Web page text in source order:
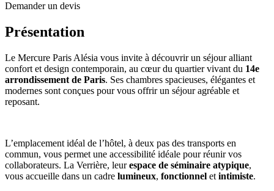
Demander un devis
Présentation
Le Mercure Paris Alésia vous invite à découvrir un séjour alliant
confort et design contemporain, au cœur du quartier vivant du 14e
arrondissement de Paris. Ses chambres spacieuses, élégantes et
modernes sont conçues pour vous offrir un séjour agréable et
reposant.
L’emplacement idéal de l’hôtel, à deux pas des transports en
commun, vous permet une accessibilité idéale pour réunir vos
collaborateurs. La Verrière, leurespace de séminaire atypique,
vous accueille dans un cadre lumineux, fonctionnel et intimiste.